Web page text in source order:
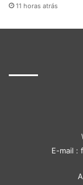
11 horas atrás
E-mail :